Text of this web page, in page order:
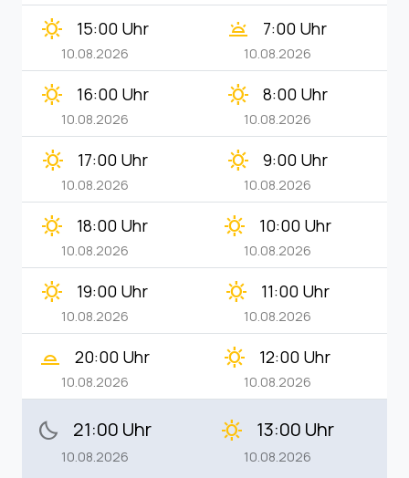
clear_day 15:00 Uhr
10.08.2026
wb_twilight 7:00 Uhr
10.08.2026
clear_day 16:00 Uhr
10.08.2026
clear_day 8:00 Uhr
10.08.2026
clear_day 17:00 Uhr
10.08.2026
clear_day 9:00 Uhr
10.08.2026
clear_day 18:00 Uhr
10.08.2026
clear_day 10:00 Uhr
10.08.2026
clear_day 19:00 Uhr
10.08.2026
clear_day 11:00 Uhr
10.08.2026
wb_twilight_2 20:00 Uhr
10.08.2026
clear_day 12:00 Uhr
10.08.2026
bedtime 21:00 Uhr
10.08.2026
clear_day 13:00 Uhr
10.08.2026